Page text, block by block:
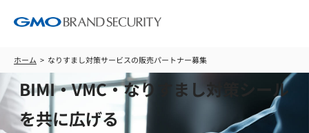
ホーム なりすまし対策サービスの販売パートナー募集
BIMI・VMC・なりすまし対策シール
を共に広げる